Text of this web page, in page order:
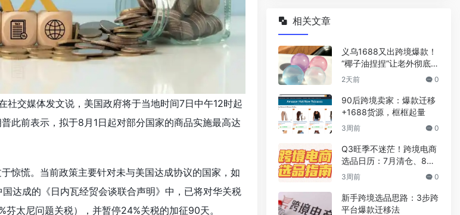
社交媒体发文说，美国政府将于当地时间7日中午12时起
此前表示，拟于8月1日起对部分国家的商品实施最高达
惊慌。当前政策主要针对未与美国达成协议的国家，如
达成的《日内瓦经贸会谈联合声明》中，已将对华关税
太尼问题关税），并暂停24%关税的加征90天。
相关文章
义乌1688又出跨境爆款！
“椰子油捏捏”让老外彻底上
头了
2天前 0
90后跨境卖家：爆款迁移
+1688货源，框框起量
3周前 0
Q3旺季不迷茫！跨境电商
选品日历：7月清仓、8月
返校、9月万圣
3周前 0
新手跨境选品思路：3步跨
平台爆款迁移法